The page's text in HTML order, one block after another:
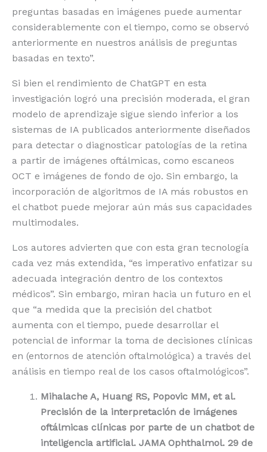
preguntas basadas en imágenes puede aumentar
considerablemente con el tiempo, como se observó
anteriormente en nuestros análisis de preguntas
basadas en texto”.
Si bien el rendimiento de ChatGPT en esta
investigación logró una precisión moderada, el gran
modelo de aprendizaje sigue siendo inferior a los
sistemas de IA publicados anteriormente diseñados
para detectar o diagnosticar patologías de la retina
a partir de imágenes oftálmicas, como escaneos
OCT e imágenes de fondo de ojo. Sin embargo, la
incorporación de algoritmos de IA más robustos en
el chatbot puede mejorar aún más sus capacidades
multimodales.
Los autores advierten que con esta gran tecnología
cada vez más extendida, “es imperativo enfatizar su
adecuada integración dentro de los contextos
médicos”. Sin embargo, miran hacia un futuro en el
que “a medida que la precisión del chatbot
aumenta con el tiempo, puede desarrollar el
potencial de informar la toma de decisiones clínicas
en (entornos de atención oftalmológica) a través del
análisis en tiempo real de los casos oftalmológicos”.
Mihalache A, Huang RS, Popovic MM, et al.
Precisión de la interpretación de imágenes
oftálmicas clínicas por parte de un chatbot de
inteligencia artificial. JAMA Ophthalmol. 29 de